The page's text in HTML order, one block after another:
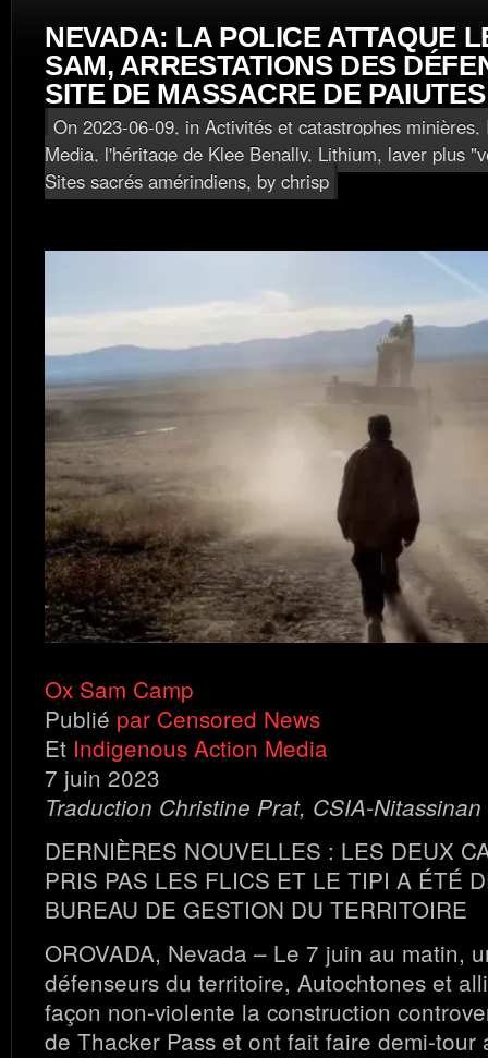
NEVADA: LA POLICE ATTAQUE
SAM, ARRESTATIONS DES
SITE DE MASSACRE DE PAIUTES
On 2023-06-09, in Activités et catastrophes minières,
Media, l'héritage de Klee Benally, Lithium, laver plus
Sites sacrés amérindiens, by chrisp
Ox Sam Camp
Publié par Censored News
Et Indigenous Action Media
7 juin 2023
Traduction Christine Prat, CSIA-Nitassinan
DERNIÈRES NOUVELLES : LES DEUX
PRIS PAS LES FLICS ET LE TIPI A ÉTÉ
BUREAU DE GESTION DU TERRITOIRE
OROVADA, Nevada – Le 7 juin au matin,
défenseurs du territoire, Autochtones et
façon non-violente la construction
de Thacker Pass et ont fait faire demi-tour